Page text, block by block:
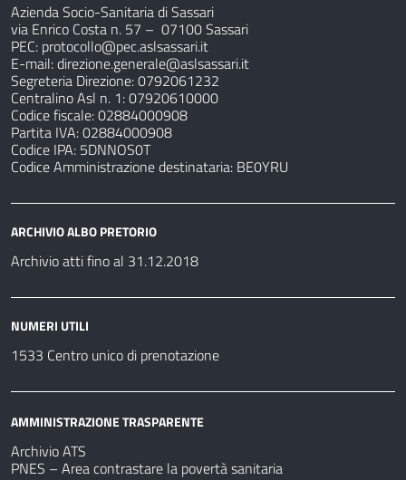
Azienda Socio-Sanitaria di Sassari
via Enrico Costa n. 57 – 07100 Sassari
PEC: protocollo@pec.aslsassari.it
E-mail:direzione.generale@aslsassari.it
Segreteria Direzione: 0792061232
Centralino Asl n. 1: 07920610000
Codice fiscale: 02884000908
Partita IVA: 02884000908
Codice IPA: 5DNNOS0T
Codice Amministrazione destinataria: BE0YRU
ARCHIVIO ALBO PRETORIO
Archivio atti fino al 31.12.2018
NUMERI UTILI
1533 Centro unico di prenotazione
AMMINISTRAZIONE TRASPARENTE
Archivio ATS
PNES – Area contrastare la povertà sanitaria